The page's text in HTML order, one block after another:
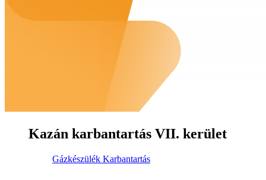
Kazán karbantartás VII. kerület
Gázkészülék Karbantartás